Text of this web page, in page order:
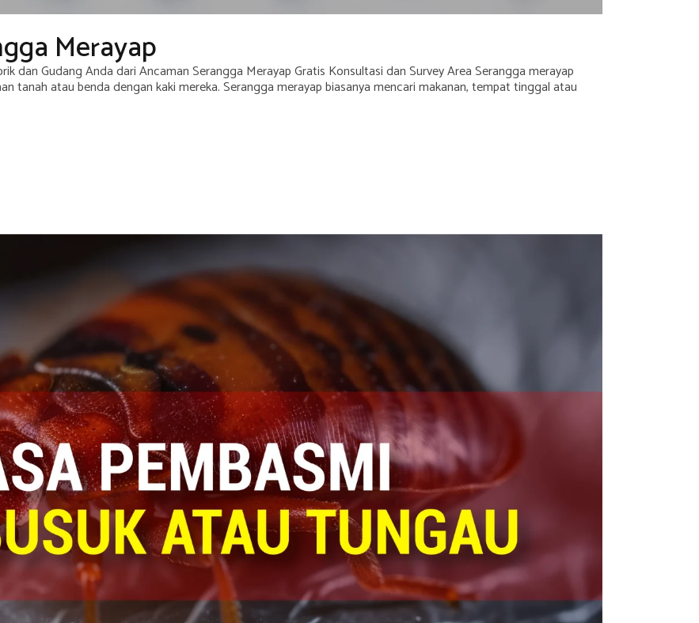
Merayap
dan Gudang Anda dari Ancaman Serangga Merayap Gratis Konsultasi dan Survey Area Serangga merayap
tanah atau benda dengan kaki mereka. Serangga merayap biasanya mencari makanan, tempat tinggal atau